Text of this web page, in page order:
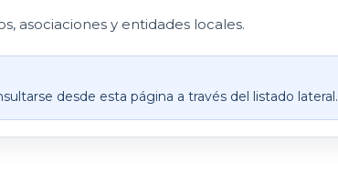
asociaciones y entidades locales.
desde esta página a través del listado lateral.